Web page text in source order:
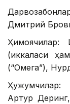
Дмитрий
(иккаласи
(“Омега”),
Артур